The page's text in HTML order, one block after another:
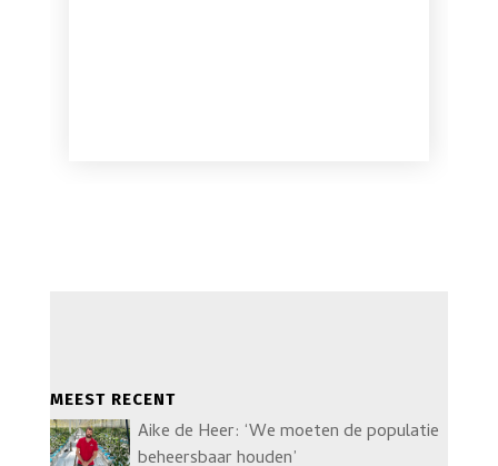
MEEST RECENT
Aike de Heer: ‘We moeten de populatie
beheersbaar houden’